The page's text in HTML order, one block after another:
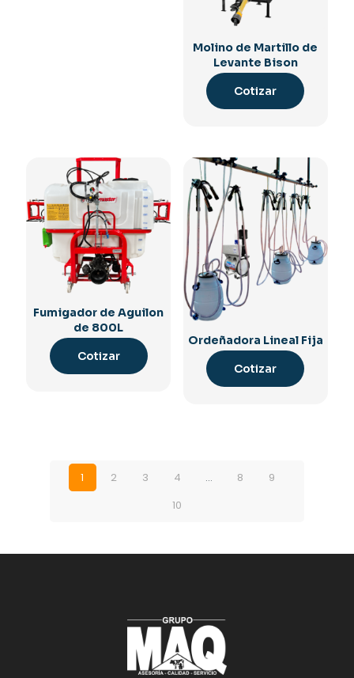
Molino de Martillo de
Levante Bison
Cotizar
Fumigador de Aguilon
de 800L
Cotizar
Ordeñadora Lineal Fija
Cotizar
1 2 3 4 … 8
9
10